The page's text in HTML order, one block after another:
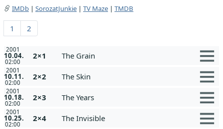
IMDb | SorozatJunkie | TV Maze | TMDB
1 2
2001
10.04.
02:00
2×1 The Grain
2001
10.11.
02:00
2×2 The Skin
2001
10.18.
02:00
2×3 The Years
2001
10.25.
02:00
2×4 The Invisible